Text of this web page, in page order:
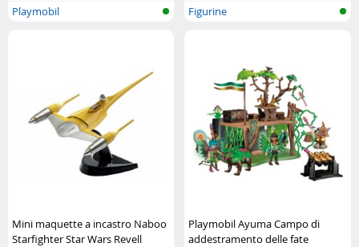
Playmobil Figurine
Mini maquette a incastro Naboo
Starfighter Star Wars Revell
Playmobil Ayuma Campo di
addestramento delle fate